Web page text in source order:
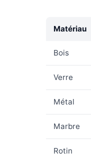
Matériau
Bois
Verre
Métal
Marbre
Rotin